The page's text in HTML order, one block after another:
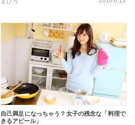
自己満足になっちゃう？女子の残念な「料理で
きるアピール」